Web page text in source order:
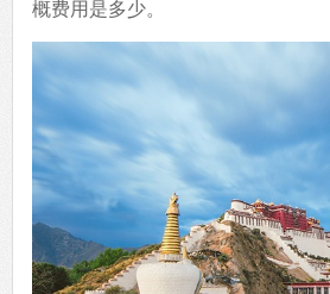
概费用是多少。